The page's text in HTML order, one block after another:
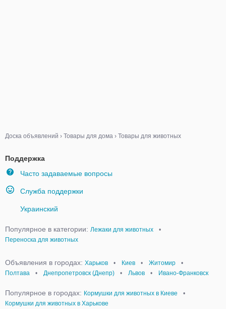
Доска объявлений › Товары для дома › Товары для животных
Поддержка
Часто задаваемые вопросы
Служба поддержки
Украинский
Популярное в категории: Лежаки для животных
•
Переноска для животных
Объявления в городах: Харьков • Киев • Житомир
•
Полтава
• Днепропетровск (Днепр) • Львов • Ивано-Франковск
Популярное в городах: Кормушки для животных в Киеве
•
Кормушки для животных в Харькове